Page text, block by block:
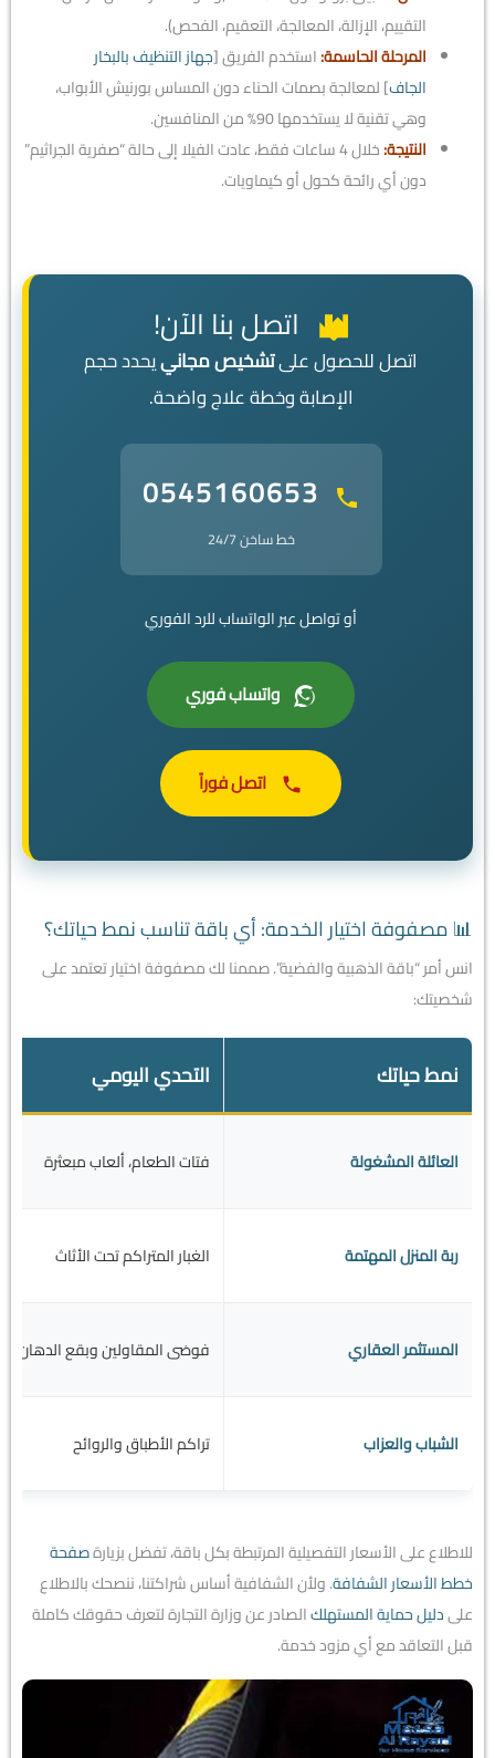
التقييم، الإزالة، المعالجة، التعقيم، الفحص).
المرحلة الحاسمة:استخدم الفريق [جهاز التنظيف بالبخار
الجاف] لمعالجة بصمات الحناء دون المساس بورنيش الأبواب،
وهي تقنية لا يستخدمها 90% من المنافسين.
النتيجة:
خلال 4 ساعات فقط، عادت الفيلا إلى حالة “صفرية الجراثيم”
دون أي رائحة كحول أو كيماويات.
اتصل بنا الآن!
اتصل للحصول علىتشخيص مجانييحدد حجم
الإصابة وخطة علاج واضحة.
0545160653
خط ساخن 24/7
أو تواصل عبر الواتساب للرد الفوري
واتساب فوري
اتصل فوراً
📊 مصفوفة اختيار الخدمة: أي باقة تناسب نمط حياتك؟
انس أمر “باقة الذهبية والفضية”. صممنا لك مصفوفة اختيار تعتمد على
شخصيتك:
نمط حياتك التحدي اليومي
العائلة المشغولة فتات الطعام، ألعاب مبعثرة
ربة المنزل المهتمة الغبار المتراكم تحت الأثاث
المستثمر العقاري فوضى المقاولين وبقع الدهان
الشباب والعزاب تراكم الأطباق والروائح
للاطلاع على الأسعار التفصيلية المرتبطة بكل باقة، تفضل بزيارةصفحة
خطط الأسعار الشفافة. ولأن الشفافية أساس شراكتنا، ننصحك بالاطلاع
علىدليل حماية المستهلكالصادر عن وزارة التجارة لتعرف حقوقك كاملة
قبل التعاقد مع أي مزود خدمة.